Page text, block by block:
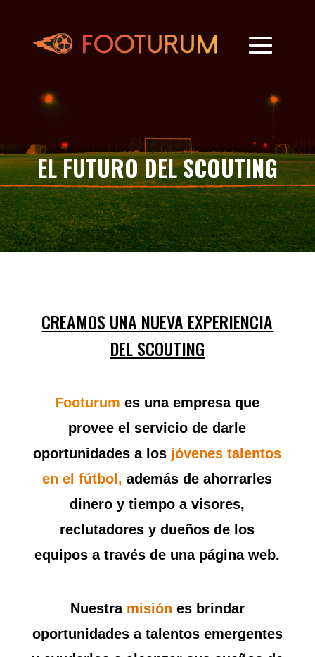
EL FUTURO DEL SCOUTING
CREAMOS UNA NUEVA EXPERIENCIA
DEL SCOUTING
Footurumes una empresa que
provee el servicio de darle
oportunidades a los jóvenes talentos
en el fútbol, además de ahorrarles
dinero y tiempo a visores,
reclutadores y dueños de los
equipos a través de una página web.
Nuestra misión es brindar
oportunidades a talentos emergentes